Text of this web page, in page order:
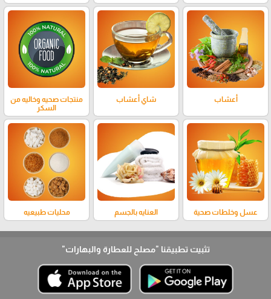
أعشاب شاي أعشاب
منتجات صحيه وخاليه من
السكر
عسل وخلطات صحية العنايه بالجسم محليات طبيعيه
تثبيت تطبيقنا "مصلح للعطارة والبهارات"